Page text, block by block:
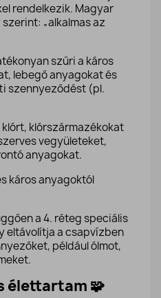
rendelkezik. Magyar
„alkalmas az
szűri a káros
lebegő anyagokat és
szennyeződést (pl.
klórszármazékokat
vegyületeket,
anyagokat.
káros anyagoktól
a 4. réteg speciális
eltávolítja a csapvízben
például ólmot,
élettartam 🧩